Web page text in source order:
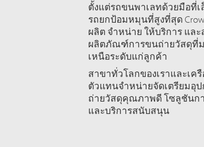
ตั้งแต่รถขนพาเลทด้วยมือที่
รถยกป้อมหมุนที่สูงที่สุด
ผลิต จำหน่าย ให้บริการ แล
ผลิตภัณฑ์การขนถ่ายวัสดุที่
เหนือระดับแก่ลูกค้า
สาขาทั่วโลกของเราและเค
ตัวแทนจำหน่ายจัดเตรียมอุ
ถ่ายวัสดุคุณภาพดี โซลูชันก
และบริการสนับสนุน